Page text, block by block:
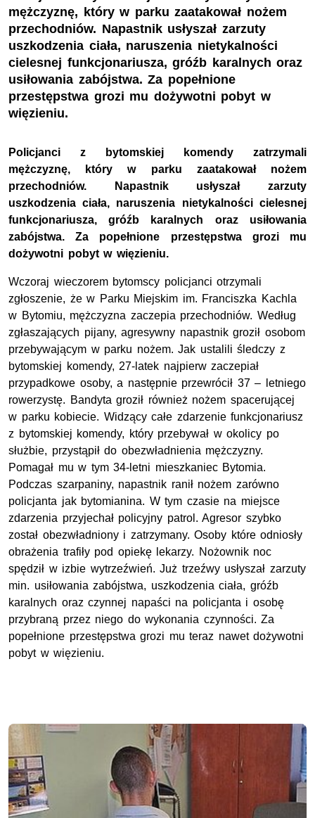
mężczyznę, który w parku zaatakował nożem
przechodniów. Napastnik usłyszał zarzuty
uszkodzenia ciała, naruszenia nietykalności
cielesnej funkcjonariusza, gróźb karalnych oraz
usiłowania zabójstwa. Za popełnione
przestępstwa grozi mu dożywotni pobyt w
więzieniu.
Policjanci z bytomskiej komendy zatrzymali
mężczyznę, który w parku zaatakował nożem
przechodniów. Napastnik usłyszał zarzuty
uszkodzenia ciała, naruszenia nietykalności cielesnej
funkcjonariusza, gróźb karalnych oraz usiłowania
zabójstwa. Za popełnione przestępstwa grozi mu
dożywotni pobyt w więzieniu.
Wczoraj wieczorem bytomscy policjanci otrzymali
zgłoszenie, że w Parku Miejskim im. Franciszka Kachla
w Bytomiu, mężczyzna zaczepia przechodniów. Według
zgłaszających pijany, agresywny napastnik groził osobom
przebywającym w parku nożem. Jak ustalili śledczy z
bytomskiej komendy, 27-latek najpierw zaczepiał
przypadkowe osoby, a następnie przewrócił 37 – letniego
rowerzystę. Bandyta groził również nożem spacerującej
w parku kobiecie. Widzący całe zdarzenie funkcjonariusz
z bytomskiej komendy, który przebywał w okolicy po
służbie, przystąpił do obezwładnienia mężczyzny.
Pomagał mu w tym 34-letni mieszkaniec Bytomia.
Podczas szarpaniny, napastnik ranił nożem zarówno
policjanta jak bytomianina. W tym czasie na miejsce
zdarzenia przyjechał policyjny patrol. Agresor szybko
został obezwładniony i zatrzymany. Osoby które odniosły
obrażenia trafiły pod opiekę lekarzy. Nożownik noc
spędził w izbie wytrzeźwień. Już trzeźwy usłyszał zarzuty
min. usiłowania zabójstwa, uszkodzenia ciała, gróźb
karalnych oraz czynnej napaści na policjanta i osobę
przybraną przez niego do wykonania czynności. Za
popełnione przestępstwa grozi mu teraz nawet dożywotni
pobyt w więzieniu.